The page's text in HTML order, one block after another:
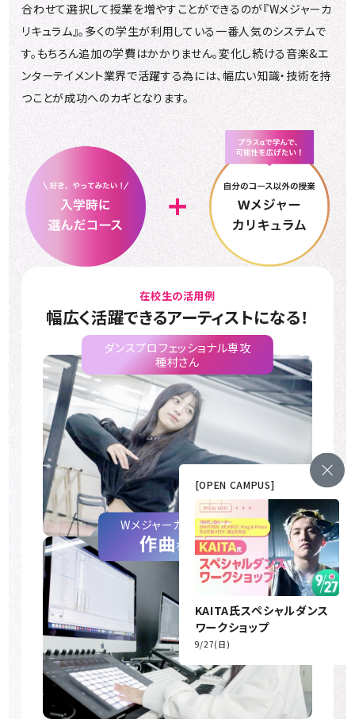
[OPEN CAMPUS]
KAITA氏スペシャルダンス
ワークショップ
9/27( 日 )
合わせて選択して授業を増やすことができるのが『Wメジャーカ
リキュラム』。 多くの学生が利用している一番人気のシステムで
す。もちろん追加の学費はかかりません。変化し続ける音楽&エ
ンターテイメント業界で活躍する為には、 幅広い知識・技術を持
つことが成功へのカギとなります。
在校生の活用例
幅広く活躍できるアーティストになる！
ダンスプロフェッショナル専攻
種村さん
Wメジャーカリキュラム
作曲を選択！